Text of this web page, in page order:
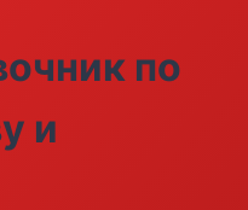
по
и